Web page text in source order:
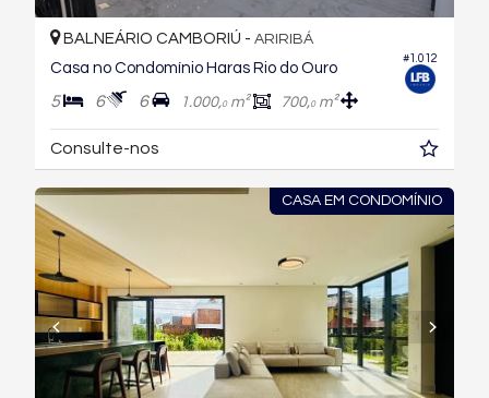
#1.012
BALNEÁRIO CAMBORIÚ - ARIRIBÁ
Casa no Condomínio Haras Rio do Ouro
5 6 6 1.000,0m² 700,0m²
Consulte-nos
CASA EM CONDOMÍNIO